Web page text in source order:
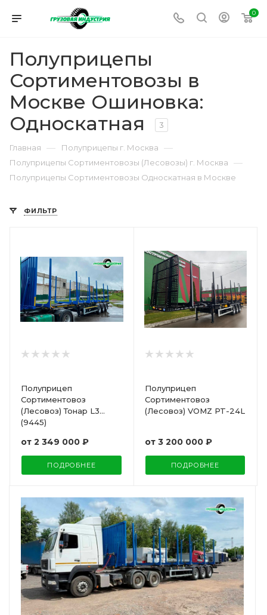
0
Полуприцепы
Сортиментовозы в
Москве Ошиновка:
Односкатная
3
Главная — Полуприцепы г. Москва —
Полуприцепы Сортиментовозы (Лесовозы) г. Москва —
Полуприцепы Сортиментовозы Односкатная в Москве
ФИЛЬТР
Полуприцеп
Сортиментовоз
(Лесовоз) Тонар L3
(9445)
от 2 349 000 ₽
ПОДРОБНЕЕ
Полуприцеп
Сортиментовоз
(Лесовоз) VOMZ PT-24L
от 3 200 000 ₽
ПОДРОБНЕЕ